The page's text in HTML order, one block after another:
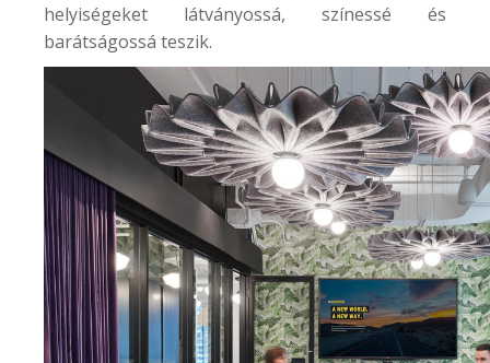
helyiségeket látványossá, színessé és
barátságossá teszik.